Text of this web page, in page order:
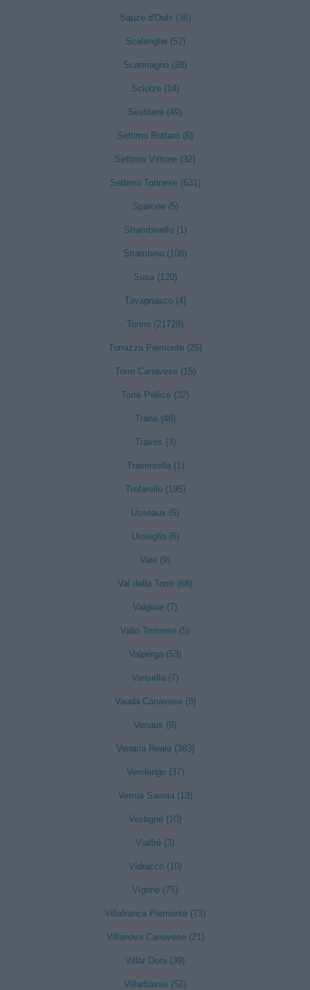
Sauze d'Oulx (36)
Scalenghe (52)
Scarmagno (28)
Sciolze (14)
Sestriere (49)
Settimo Rottaro (6)
Settimo Vittone (32)
Settimo Torinese (631)
Sparone (5)
Strambinello (1)
Strambino (108)
Susa (120)
Tavagnasco (4)
Torino (21728)
Torrazza Piemonte (25)
Torre Canavese (15)
Torre Pellice (32)
Trana (48)
Traves (3)
Traversella (1)
Trofarello (195)
Usseaux (5)
Usseglio (6)
Vaie (9)
Val della Torre (68)
Valgioie (7)
Vallo Torinese (5)
Valperga (53)
Varisella (7)
Vauda Canavese (8)
Venaus (8)
Venaria Reale (383)
Verolengo (37)
Verrua Savoia (13)
Vestignè (10)
Vialfrè (3)
Vidracco (10)
Vigone (75)
Villafranca Piemonte (73)
Villanova Canavese (21)
Villar Dora (39)
Villarbasse (52)